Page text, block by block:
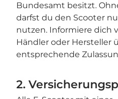
Bundesamt besitzt.
darfst du den Scooter
nutzen. Informiere dich
Händler oder Hersteller
entsprechende
2.